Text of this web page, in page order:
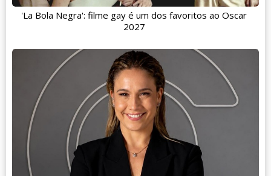
'La Bola Negra': filme gay é um dos favoritos ao Oscar
2027